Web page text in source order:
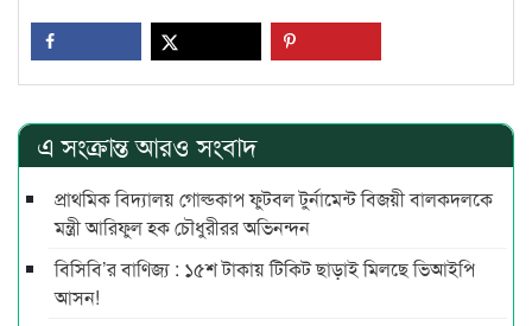
এ সংক্রান্ত আরও সংবাদ
প্রাথমিক বিদ্যালয় গোল্ডকাপ ফুটবল টুর্নামেন্ট বিজয়ী বালকদলকে
মন্ত্রী আরিফুল হক চৌধুরীরর অভিনন্দন
বিসিবি’র বাণিজ্য : ১৫শ টাকায় টিকিট ছাড়াই মিলছে ভিআইপি
আসন!